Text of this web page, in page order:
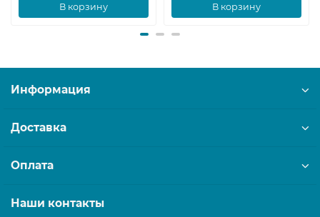
В корзину В корзину
Информация
Доставка
Оплата
Наши контакты